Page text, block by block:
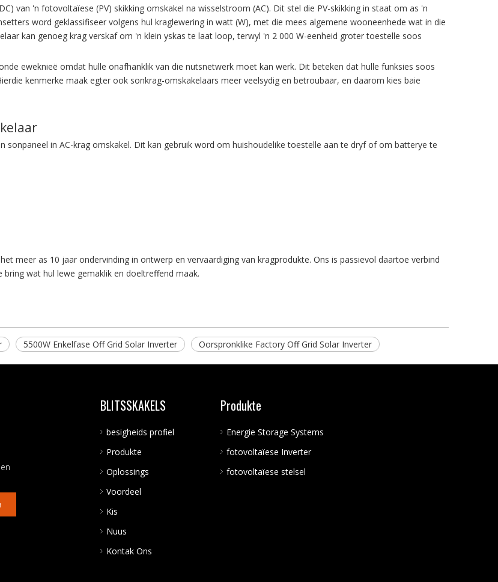
van 'n fotovoltaïese (PV) skikking omskakel na wisselstroom (AC). Dit stel die PV-skikking in staat om as 'n
word geklassifiseer volgens hul kraglewering in watt (W), met die mees algemene wooneenhede wat in die
kan genoeg krag verskaf om 'n klein yskas te laat loop, terwyl 'n 2 000 W-eenheid groter toestelle soos
eweknieë omdat hulle onafhanklik van die nutsnetwerk moet kan werk. Dit beteken dat hulle funksies soos
kenmerke maak egter ook sonkrag-omskakelaars meer veelsydig en betroubaar, en daarom kies baie
sonpaneel in AC-krag omskakel. Dit kan gebruik word om huishoudelike toestelle aan te dryf of om batterye te
meer as 10 jaar ondervinding in ontwerp en vervaardiging van kragprodukte. Ons is passievol daartoe verbind
wat hul lewe gemaklik en doeltreffend maak.
5500W Enkelfase Off Grid Solar Inverter Oorspronklike Factory Off Grid Solar Inverter
BLITSSKAKELS
besigheids profiel
Produkte
Oplossings
Voordeel
Kis
Nuus
Kontak Ons
Produkte
Energie Storage Systems
fotovoltaïese Inverter
fotovoltaïese stelsel